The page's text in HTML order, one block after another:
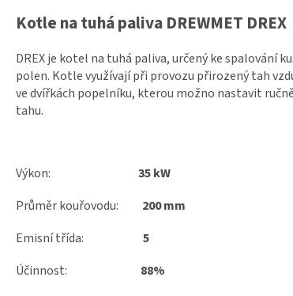
Kotle na tuhá paliva DREWMET DREX
DREX je kotel na tuhá paliva, určený ke spalování
polen. Kotle využívají při provozu přirozený tah
ve dvířkách popelníku, kterou možno nastavit
tahu.
Výkon: 35 kW
Průměr kouřovodu: 200 mm
Emisní třída: 5
Účinnost: 88%